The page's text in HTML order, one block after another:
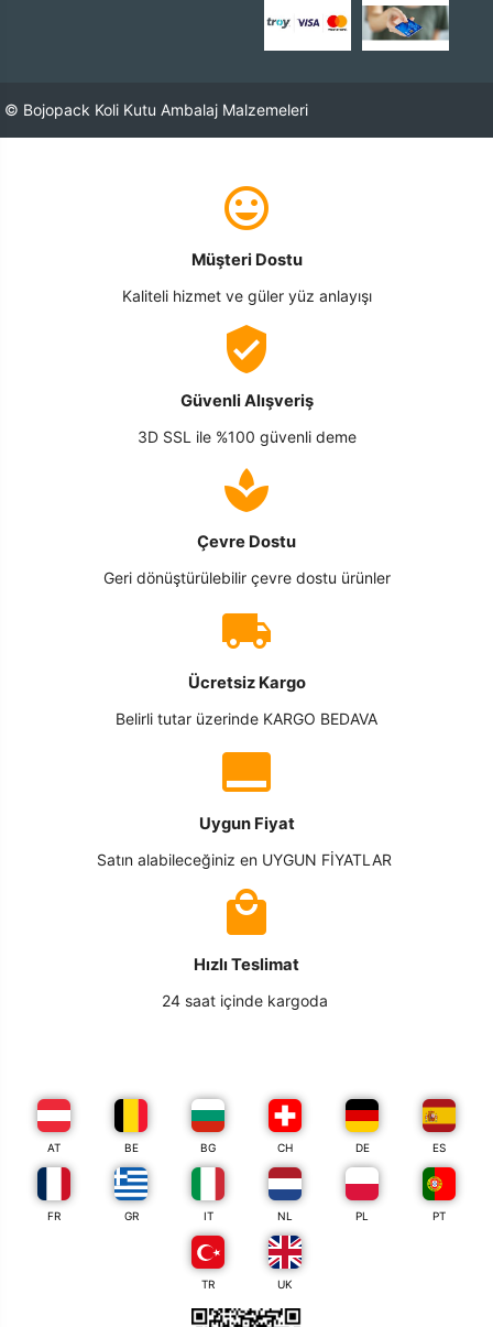
© Bojopack Koli Kutu Ambalaj Malzemeleri
Müşteri Dostu
Kaliteli hizmet ve güler yüz anlayışı
Güvenli Alışveriş
3D SSL ile %100 güvenli deme
Çevre Dostu
Geri dönüştürülebilir çevre dostu ürünler
Ücretsiz Kargo
Belirli tutar üzerinde KARGO BEDAVA
Uygun Fiyat
Satın alabileceğiniz en UYGUN FİYATLAR
Hızlı Teslimat
24 saat içinde kargoda
AT BE BG CH DE ES
FR GR IT NL PL PT
TR UK